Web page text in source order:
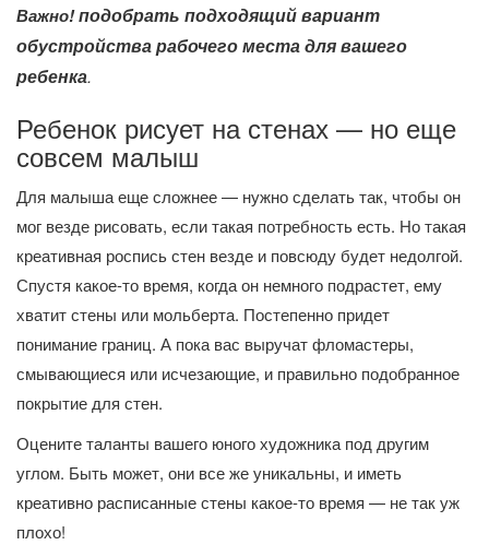
Важно!подобрать подходящий вариант
обустройства рабочего места для вашего
ребенка.
Ребенок рисует на стенах — но еще
совсем малыш
Для малыша еще сложнее — нужно сделать так, чтобы он
мог везде рисовать, если такая потребность есть. Но такая
креативная роспись стен везде и повсюду будет недолгой.
Спустя какое-то время, когда он немного подрастет, ему
хватит стены или мольберта. Постепенно придет
понимание границ. А пока вас выручат фломастеры,
смывающиеся или исчезающие, и правильно подобранное
покрытие для стен.
Оцените таланты вашего юного художника под другим
углом. Быть может, они все же уникальны, и иметь
креативно расписанные стены какое-то время — не так уж
плохо!